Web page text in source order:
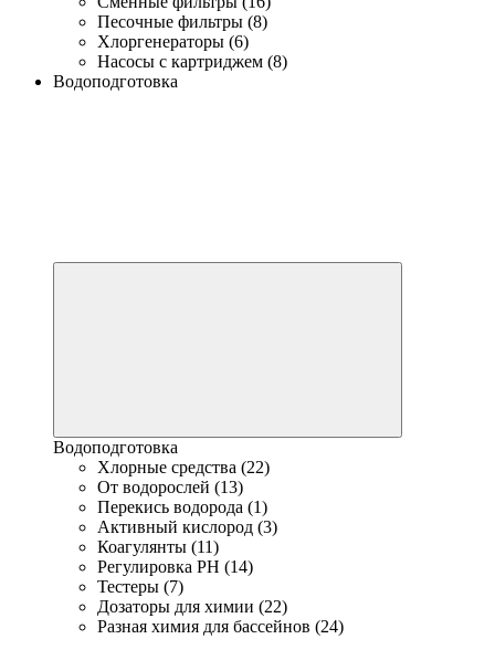
Песочные фильтры (8)
Хлоргенераторы (6)
Насосы с картриджем (8)
Водоподготовка
Водоподготовка
Хлорные средства (22)
От водорослей (13)
Перекись водорода (1)
Активный кислород (3)
Коагулянты (11)
Регулировка PH (14)
Тестеры (7)
Дозаторы для химии (22)
Разная химия для бассейнов (24)